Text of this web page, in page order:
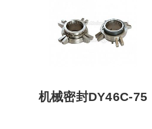
机械密封DY46C-75